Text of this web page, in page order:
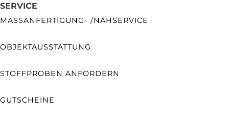
SERVICE
MASSANFERTIGUNG- /NÄHSERVICE
OBJEKTAUSSTATTUNG
STOFFPROBEN ANFORDERN
GUTSCHEINE